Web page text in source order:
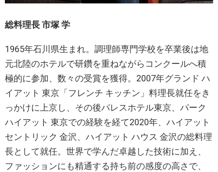
総料理長 市塚 学
1965年石川県生まれ。調理師専門学校を卒業後は地
元北陸のホテルで研鑽を重ねながらコンクールへ積
極的に参加、数々の受賞を獲得。2007年グランド ハ
イアット 東京「フレンチ キッチン」料理長就任をき
っかけに上京し、その後パレスホテル東京、パーク
ハイアット 東京での経験を経て2020年、ハイアット
セントリック 金沢、ハイアット ハウス 金沢の総料理
長として就任。世界で学んだ卓越した技術に加え、
ファッションにも精通する持ち前の感度の高さで、